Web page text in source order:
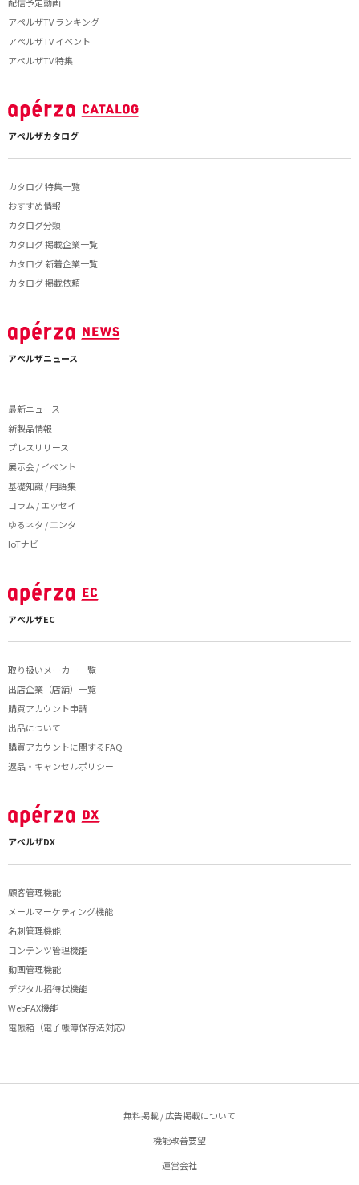
アペルザTV ランキング
アペルザTV イベント
アペルザTV 特集
アペルザカタログ
カタログ 特集一覧
おすすめ情報
カタログ分類
カタログ 掲載企業一覧
カタログ 新着企業一覧
カタログ 掲載依頼
アペルザニュース
最新ニュース
新製品情報
プレスリリース
展示会 / イベント
基礎知識 / 用語集
コラム / エッセイ
ゆるネタ / エンタ
IoTナビ
アペルザEC
取り扱いメーカー一覧
出店企業（店舗）一覧
購買アカウント申請
出品について
購買アカウントに関するFAQ
返品・キャンセルポリシー
アペルザDX
顧客管理機能
メールマーケティング機能
名刺管理機能
コンテンツ管理機能
動画管理機能
デジタル招待状機能
WebFAX機能
電帳箱（電子帳簿保存法対応）
無料掲載 / 広告掲載について
機能改善要望
運営会社